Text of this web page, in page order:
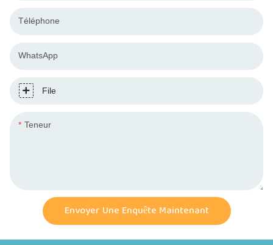
Téléphone
WhatsApp
File
Teneur
Envoyer Une Enquête Maintenant